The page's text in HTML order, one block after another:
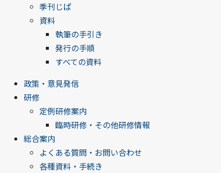
季刊じぱ
資料
執筆の手引き
発行の手順
すべての資料
政策・意見発信
研修
定例研修案内
臨時研修・その他研修情報
総合案内
よくある質問・お問い合わせ
各種資料・手続き